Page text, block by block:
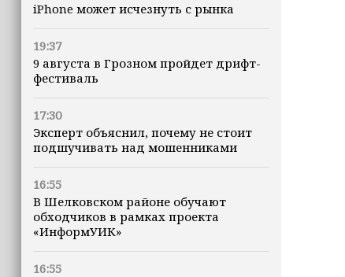
iPhone может исчезнуть с рынка
19:37
9 августа в Грозном пройдет дрифт-
фестиваль
17:30
Эксперт объяснил, почему не стоит
подшучивать над мошенниками
16:55
В Шелковском районе обучают
обходчиков в рамках проекта
«ИнформУИК»
16:55